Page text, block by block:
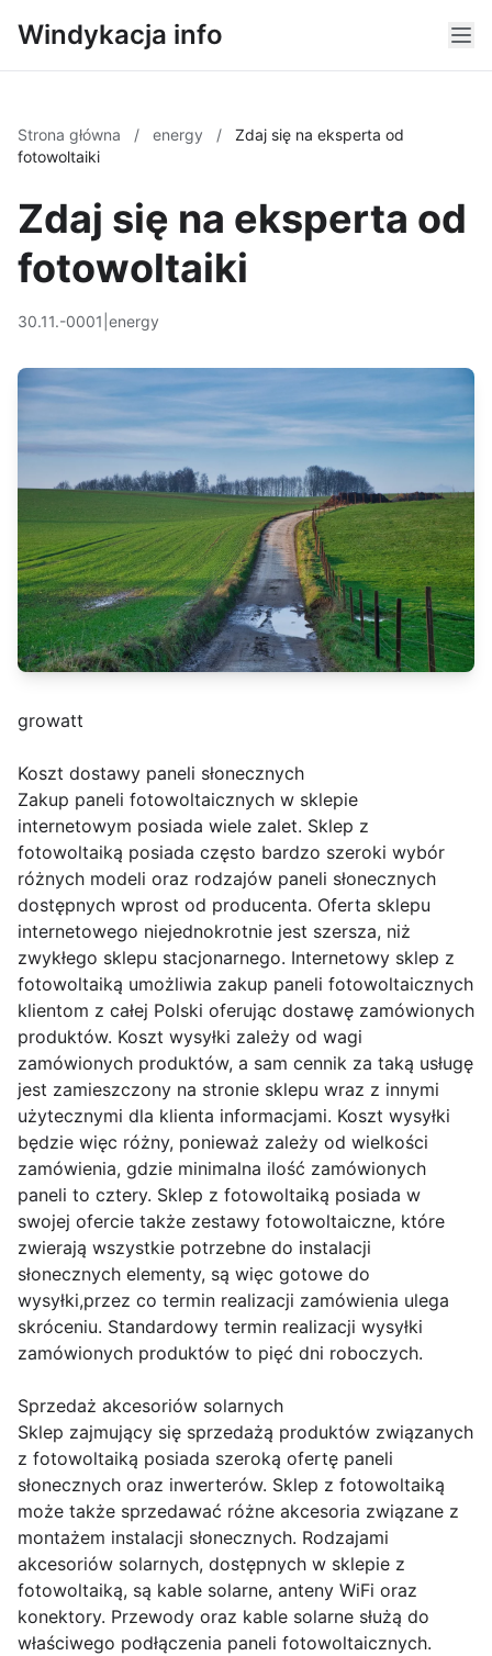
Windykacja info
Strona główna / energy /
Zdaj się na eksperta od
fotowoltaiki
Zdaj się na eksperta od
fotowoltaiki
30.11.-0001 energy
growatt
Koszt dostawy paneli słonecznych
Zakup paneli fotowoltaicznych w sklepie
internetowym posiada wiele zalet. Sklep z
fotowoltaiką posiada często bardzo szeroki wybór
różnych modeli oraz rodzajów paneli słonecznych
dostępnych wprost od producenta. Oferta sklepu
internetowego niejednokrotnie jest szersza, niż
zwykłego sklepu stacjonarnego. Internetowy sklep z
fotowoltaiką umożliwia zakup paneli fotowoltaicznych
klientom z całej Polski oferując dostawę zamówionych
produktów. Koszt wysyłki zależy od wagi
zamówionych produktów, a sam cennik za taką usługę
jest zamieszczony na stronie sklepu wraz z innymi
użytecznymi dla klienta informacjami. Koszt wysyłki
będzie więc różny, ponieważ zależy od wielkości
zamówienia, gdzie minimalna ilość zamówionych
paneli to cztery. Sklep z fotowoltaiką posiada w
swojej ofercie także zestawy fotowoltaiczne, które
zwierają wszystkie potrzebne do instalacji
słonecznych elementy, są więc gotowe do
wysyłki,przez co termin realizacji zamówienia ulega
skróceniu. Standardowy termin realizacji wysyłki
zamówionych produktów to pięć dni roboczych.
Sprzedaż akcesoriów solarnych
Sklep zajmujący się sprzedażą produktów związanych
z fotowoltaiką posiada szeroką ofertę paneli
słonecznych oraz inwerterów. Sklep z fotowoltaiką
może także sprzedawać różne akcesoria związane z
montażem instalacji słonecznych. Rodzajami
akcesoriów solarnych, dostępnych w sklepie z
fotowoltaiką, są kable solarne, anteny WiFi oraz
konektory. Przewody oraz kable solarne służą do
właściwego podłączenia paneli fotowoltaicznych.